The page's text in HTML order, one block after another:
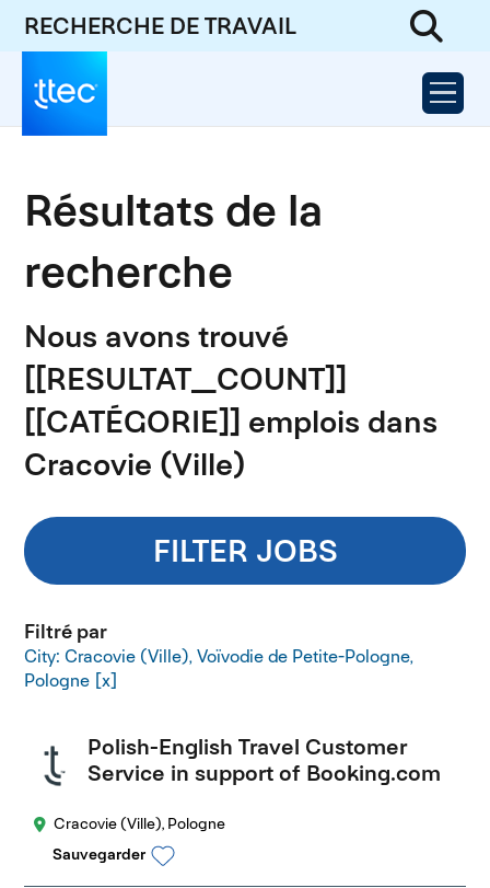
RECHERCHE DE TRAVAIL
Résultats de la
recherche
Nous avons trouvé
[[RESULTAT_COUNT]]
[[CATÉGORIE]] emplois dans
Cracovie (Ville)
FILTER JOBS
Filtré par
City: Cracovie (Ville), Voïvodie de Petite-Pologne,
Pologne
Polish-English Travel Customer
Service in support of Booking.com
Cracovie (Ville), Pologne
Sauvegarder